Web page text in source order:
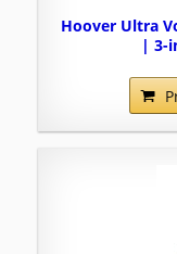
Hoover Ultra
| 3-